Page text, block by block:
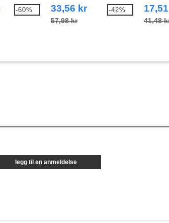
-60% 33,56 kr
57,98 kr
-42%
41,48
legg til en anmeldelse